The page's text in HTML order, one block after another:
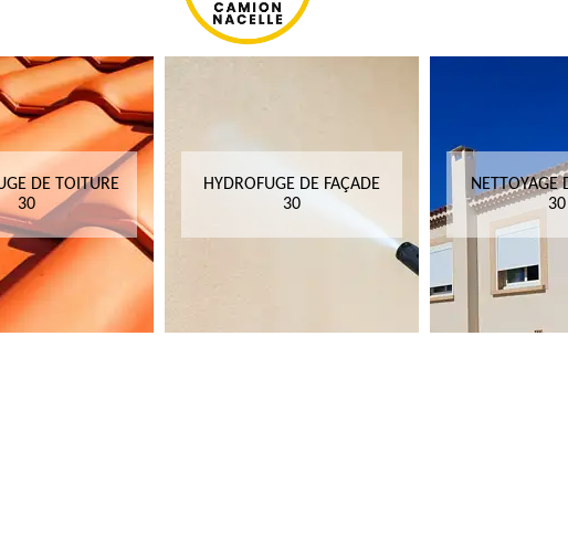
DE TOITURE
30
HYDROFUGE DE FAÇADE
30
NETTOYAGE
30